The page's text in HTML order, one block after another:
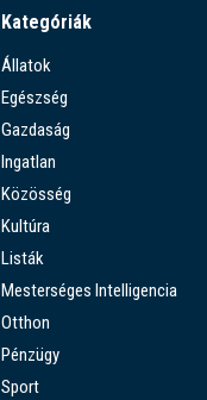
Kategóriák
Állatok
Egészség
Gazdaság
Ingatlan
Közösség
Kultúra
Listák
Mesterséges Intelligencia
Otthon
Pénzügy
Sport